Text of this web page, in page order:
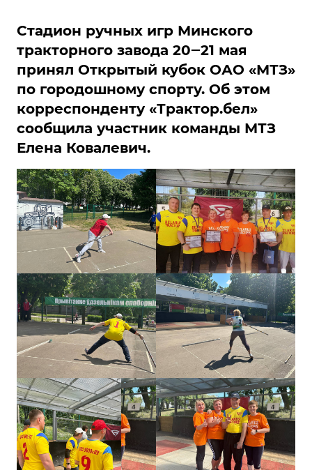
Стадион ручных игр Минского
тракторного завода 20‒21 мая
принял Открытый кубок ОАО «МТЗ»
по городошному спорту. Об этом
корреспонденту «Трактор.бел»
сообщила участник команды МТЗ
Елена Ковалевич.